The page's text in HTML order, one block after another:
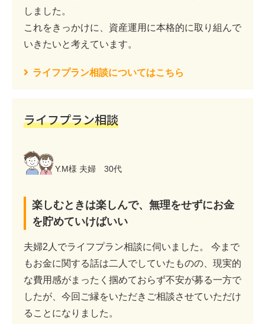
しました。
これをきっかけに、資産運用に本格的に取り組んで
いきたいと考えています。
ライフプラン相談についてはこちら
ライフプラン相談
Y.M様 夫婦 30代
楽しむときは楽しんで、無理をせずにお金
を貯めていけばいい
夫婦2人でライフプラン相談に伺いました。 今まで
もお金に関する話は二人でしていたものの、現実的
な費用感がまったく掴めておらず不安が募る一方で
したが、今回ご縁をいただきご相談させていただけ
ることになりました。